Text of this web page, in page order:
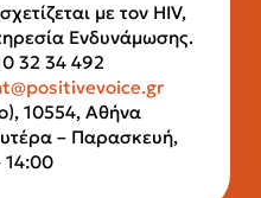
με τον HIV,
Ενδυνάμωσης.
32 34 492
10554, Αθήνα
– Παρασκευή,
14:00